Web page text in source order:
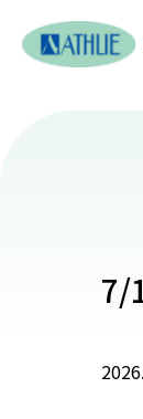
7/